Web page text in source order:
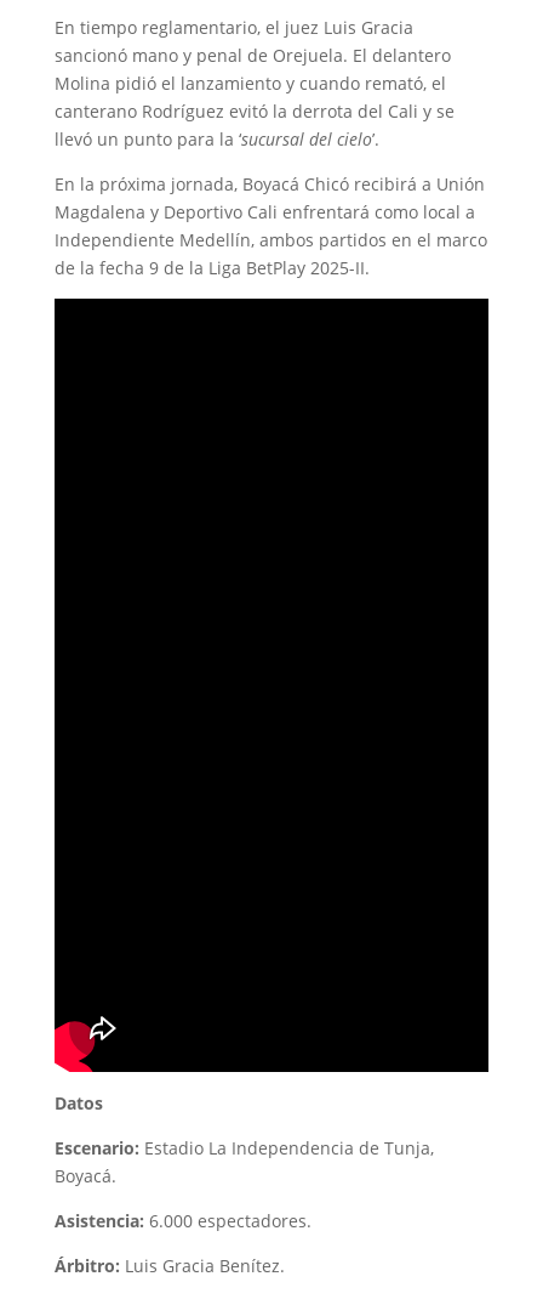
En tiempo reglamentario, el juez Luis Gracia
sancionó mano y penal de Orejuela. El delantero
Molina pidió el lanzamiento y cuando remató, el
canterano Rodríguez evitó la derrota del Cali y se
llevó un punto para la ‘sucursal del cielo’.
En la próxima jornada, Boyacá Chicó recibirá a Unión
Magdalena y Deportivo Cali enfrentará como local a
Independiente Medellín, ambos partidos en el marco
de la fecha 9 de la Liga BetPlay 2025-II.
Datos
Escenario: Estadio La Independencia de Tunja,
Boyacá.
Asistencia: 6.000 espectadores.
Árbitro: Luis Gracia Benítez.